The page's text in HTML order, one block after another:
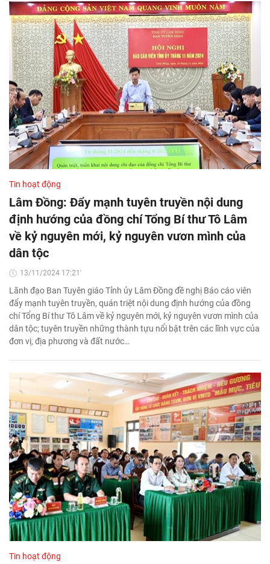
Tin hoạt động
Lâm Đồng: Đẩy mạnh tuyên truyền nội dung
định hướng của đồng chí Tổng Bí thư Tô Lâm
về kỷ nguyên mới, kỷ nguyên vươn mình của
dân tộc
13/11/2024 17:21'
Lãnh đạo Ban Tuyên giáo Tỉnh ủy Lâm Đồng đề nghị Báo cáo viên
đẩy mạnh tuyên truyền, quán triệt nội dung định hướng của đồng
chí Tổng Bí thư Tô Lâm về kỷ nguyên mới, kỷ nguyên vươn mình của
dân tộc; tuyên truyền những thành tựu nổi bật trên các lĩnh vực của
đơn vị, địa phương và đất nước…
Tin hoạt động